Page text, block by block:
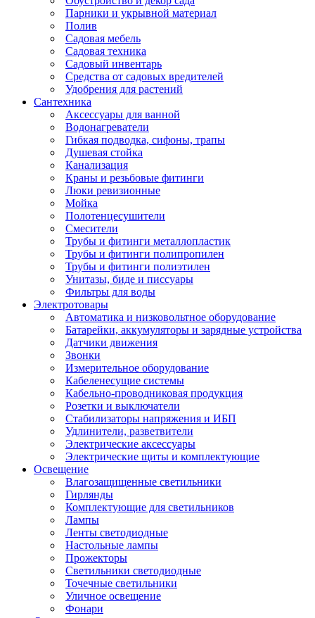
Парники и укрывной материал
Полив
Садовая мебель
Садовая техника
Садовый инвентарь
Средства от садовых вредителей
Удобрения для растений
Сантехника
Аксессуары для ванной
Водонагреватели
Гибкая подводка, сифоны, трапы
Душевая стойка
Канализация
Краны и резьбовые фитинги
Люки ревизионные
Мойка
Полотенцесушители
Смесители
Трубы и фитинги металлопластик
Трубы и фитинги полипропилен
Трубы и фитинги полиэтилен
Унитазы, биде и писсуары
Фильтры для воды
Электротовары
Автоматика и низковольтное оборудование
Батарейки, аккумуляторы и зарядные устройства
Датчики движения
Звонки
Измерительное оборудование
Кабеленесущие системы
Кабельно-проводниковая продукция
Розетки и выключатели
Стабилизаторы напряжения и ИБП
Удлинители, разветвители
Электрические аксессуары
Электрические щиты и комплектующие
Освещение
Влагозащищенные светильники
Гирлянды
Комплектующие для светильников
Лампы
Ленты светодиодные
Настольные лампы
Прожекторы
Светильники светодиодные
Точечные светильники
Уличное освещение
Фонари